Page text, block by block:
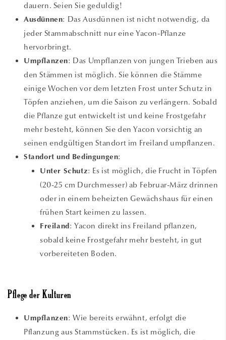
dauern. Seien Sie geduldig!
Ausdünnen: Das Ausdünnen ist nicht notwendig, da
jeder Stammabschnitt nur eine Yacon-Pflanze
hervorbringt.
Umpflanzen: Das Umpflanzen von jungen Trieben aus
den Stämmen ist möglich. Sie können die Stämme
einige Wochen vor dem letzten Frost unter Schutz in
Töpfen anziehen, um die Saison zu verlängern. Sobald
die Pflanze gut entwickelt ist und keine Frostgefahr
mehr besteht, können Sie den Yacon vorsichtig an
seinen endgültigen Standort im Freiland umpflanzen.
Standort und Bedingungen:
Unter Schutz: Es ist möglich, die Frucht in Töpfen
(20-25 cm Durchmesser) ab Februar-März drinnen
oder in einem beheizten Gewächshaus für einen
frühen Start keimen zu lassen.
Freiland : Yacon direkt ins Freiland pflanzen,
sobald keine Frostgefahr mehr besteht, in gut
vorbereiteten Boden.
Pflege der Kulturen
Umpflanzen: Wie bereits erwähnt, erfolgt die
Pflanzung aus Stammstücken. Es ist möglich, die